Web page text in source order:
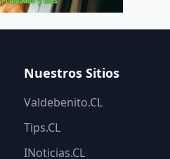
Nuestros Sitios
Valdebenito.CL
Tips.CL
INoticias.CL